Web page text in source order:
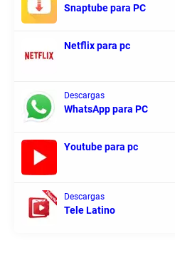
Snaptube para PC
Netflix para pc
Descargas
WhatsApp para PC
Youtube para pc
Descargas
Tele Latino